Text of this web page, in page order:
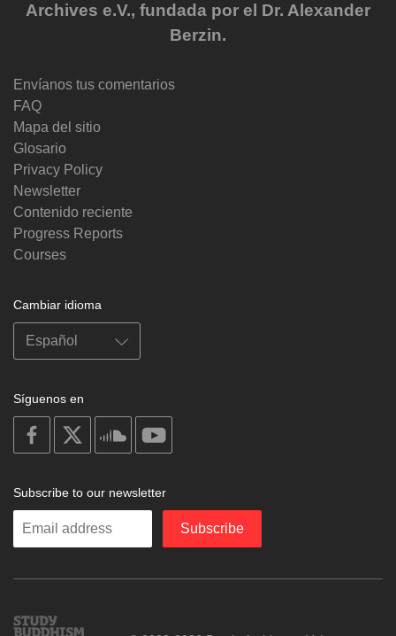
Archives e.V., fundada por el Dr. Alexander
Berzin.
Envíanos tus comentarios
FAQ
Mapa del sitio
Glosario
Privacy Policy
Newsletter
Contenido reciente
Progress Reports
Courses
Cambiar idioma
Síguenos en
on
facebook
soundcloud
Subscribe to our newsletter
Enter
Subscribe
Study